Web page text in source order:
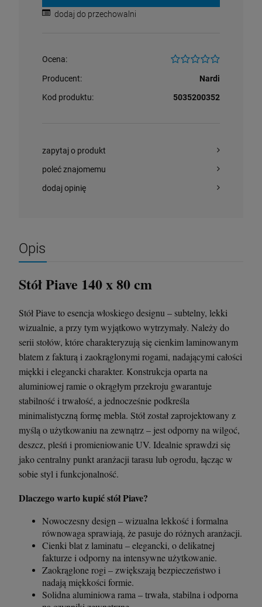
dodaj do przechowalni
Ocena:
Producent:
Nardi
Kod produktu:
5035200352
zapytaj o produkt
poleć znajomemu
dodaj opinię
Opis
Stół Piave 140 x 80 cm
Stół Piave to esencja włoskiego designu – subtelny, lekki
wizualnie, a przy tym wyjątkowo wytrzymały. Należy do
serii stołów, które charakteryzują się cienkim laminowanym
blatem z fakturą i zaokrąglonymi rogami, nadającymi całości
miękki i elegancki charakter. Konstrukcja oparta na
aluminiowej ramie o okrągłym przekroju gwarantuje
stabilność i trwałość, a jednocześnie podkreśla
minimalistyczną formę mebla. Stół został zaprojektowany z
myślą o użytkowaniu na zewnątrz – jest odporny na wilgoć,
deszcz, pleśń i promieniowanie UV. Idealnie sprawdzi się
jako centralny punkt aranżacji tarasu lub ogrodu, łącząc w
sobie styl i funkcjonalność.
Dlaczego warto kupić stół Piave?
Nowoczesny design – wizualna lekkość i formalna
równowaga sprawiają, że pasuje do różnych aranżacji.
Cienki blat z laminatu – elegancki, o delikatnej
fakturze i odporny na intensywne użytkowanie.
Zaokrąglone rogi – zwiększają bezpieczeństwo i
nadają miękkości formie.
Solidna aluminiowa rama – trwała, stabilna i odporna